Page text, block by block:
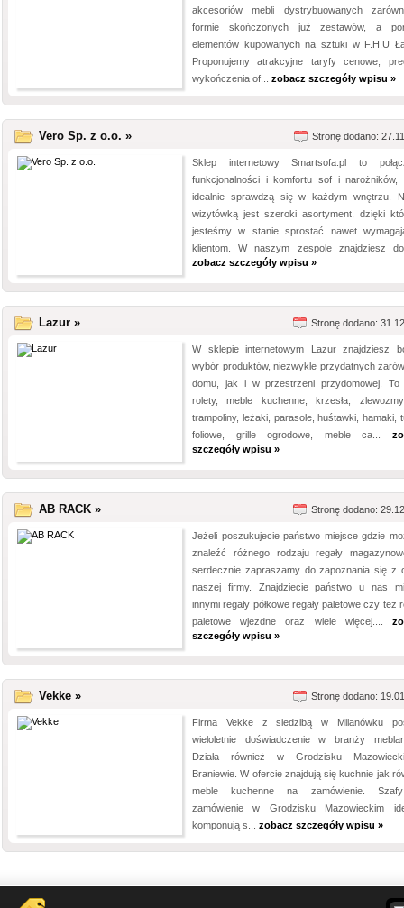
akcesoriów mebli dystrybuowanych
formie skończonych już zestawów, a
elementów kupowanych na sztuki w F.H.U
Proponujemy atrakcyjne taryfy cenowe,
wykończenia of... zobacz szczegóły wpisu »
Vero Sp. z o.o. » Stronę dodano:
Sklep internetowy Smartsofa.pl to
funkcjonalności i komfortu sof i narożników,
idealnie sprawdzą się w każdym wnętrzu.
wizytówką jest szeroki asortyment, dzięki
jesteśmy w stanie sprostać nawet
klientom. W naszym zespole znajdziesz
zobacz szczegóły wpisu »
Lazur » Stronę dodano:
W sklepie internetowym Lazur znajdziesz
wybór produktów, niezwykle przydatnych
domu, jak i w przestrzeni przydomowej. To
rolety, meble kuchenne, krzesła,
trampoliny, leżaki, parasole, huśtawki, hamaki,
foliowe, grille ogrodowe, meble ca...
szczegóły wpisu »
AB RACK » Stronę dodano:
Jeżeli poszukujecie państwo miejsce gdzie
znaleźć różnego rodzaju regały
serdecznie zapraszamy do zapoznania się z
naszej firmy. Znajdziecie państwo u nas
innymi regały półkowe regały paletowe czy też
paletowe wjezdne oraz wiele więcej....
szczegóły wpisu »
Vekke » Stronę dodano:
Firma Vekke z siedzibą w Milanówku
wieloletnie doświadczenie w branży
Działa również w Grodzisku
Braniewie. W ofercie znajdują się kuchnie jak
meble kuchenne na zamówienie.
zamówienie w Grodzisku Mazowieckim
komponują s... zobacz szczegóły wpisu »